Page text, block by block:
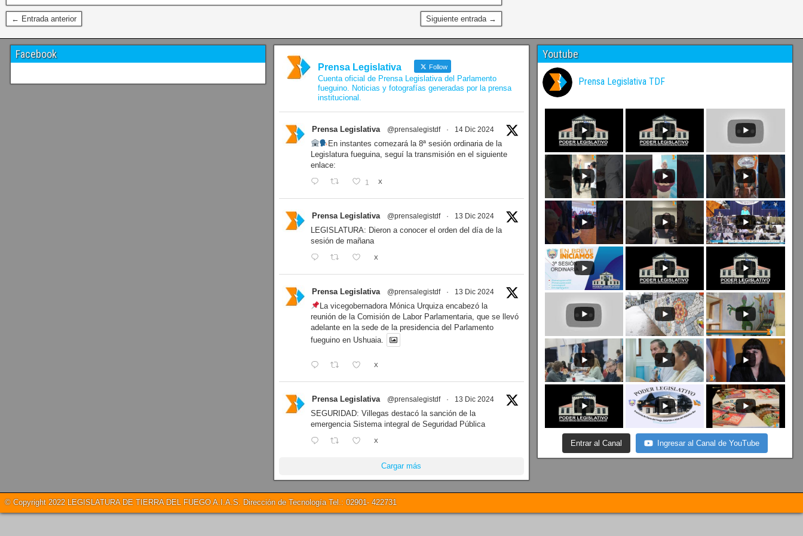
← Entrada anterior Siguiente entrada →
Facebook
Prensa Legislativa Follow
Cuenta oficial de Prensa Legislativa del Parlamento
fueguino. Noticias y fotografías generadas por la prensa
institucional.
Prensa Legislativa @prensalegistdf · 14 Dic 2024
En instantes comezará la 8ª sesión ordinaria de la
Legislatura fueguina, seguí la transmisión en el siguiente
enlace:
1 X
Prensa Legislativa @prensalegistdf · 13 Dic 2024
LEGISLATURA: Dieron a conocer el orden del día de la
sesión de mañana
X
Prensa Legislativa @prensalegistdf · 13 Dic 2024
La vicegobernadora Mónica Urquiza encabezó la
reunión de la Comisión de Labor Parlamentaria, que se llevó
adelante en la sede de la presidencia del Parlamento
fueguino en Ushuaia.
X
Prensa Legislativa @prensalegistdf · 13 Dic 2024
SEGURIDAD: Villegas destacó la sanción de la
emergencia Sistema integral de Seguridad Pública
X
Cargar más
Youtube
Prensa Legislativa TDF
Entrar al Canal Ingresar al Canal de YouTube
© Copyright 2022 LEGISLATURA DE TIERRA DEL FUEGO A.I.A.S. Dirección de Tecnología Tel.: 02901- 422731